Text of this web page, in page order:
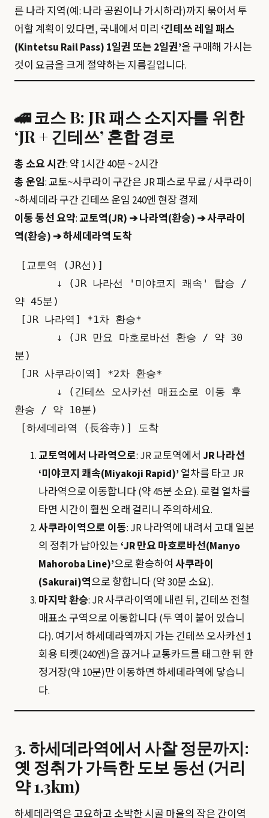
른 나라 지역(예: 나라 공원이나 가시하라)까지 묶어서 투
어할 계획이 있다면, 국내에서 미리 ‘긴테쓰 레일 패스
(Kintetsu Rail Pass) 1일권 또는 2일권’을 구매해 가시는
것이 요금을 크게 절약하는 지름길입니다.
🚄 코스 B: JR 패스 소지자를 위한
‘JR + 긴테쓰’ 혼합 경로
총 소요 시간: 약 1시간 40분 ~ 2시간
총 운임: 교토~사쿠라이 구간은 JR 패스로 무료 / 사쿠라이
~하세데라 구간 긴테쓰 운임 240엔 현장 결제
이동 동선 요약:교토역(JR) ➔ 나라역(환승) ➔ 사쿠라이
역(환승) ➔ 하세데라역 도착
약 45분)
분)
환승 / 약 10분)
교토역에서 나라역으로: JR 교토역에서 JR 나라선
‘미야코지 쾌속(Miyakoji Rapid)’ 열차를 타고 JR
나라역으로 이동합니다 (약 45분 소요). 로컬 열차를
타면 시간이 훨씬 오래 걸리니 주의하세요.
사쿠라이역으로 이동: JR 나라역에 내려서 고대 일본
의 정취가 남아있는‘JR 만요 마호로바선(Manyo
Mahoroba Line)’으로 환승하여 사쿠라이
(Sakurai)역으로 향합니다 (약 30분 소요).
마지막 환승: JR 사쿠라이역에 내린 뒤, 긴테쓰 전철
매표소 구역으로 이동합니다 (두 역이 붙어 있습니
다). 여기서 하세데라역까지 가는 긴테쓰 오사카선 1
회용 티켓(240엔)을 끊거나 교통카드를 태그한 뒤 한
정거장(약 10분)만 이동하면 하세데라역에 닿습니
다.
3. 하세데라역에서 사찰 정문까지:
옛 정취가 가득한 도보 동선 (거리
약 1.3km)
하세데라역은 고요하고 소박한 시골 마을의 작은 간이역